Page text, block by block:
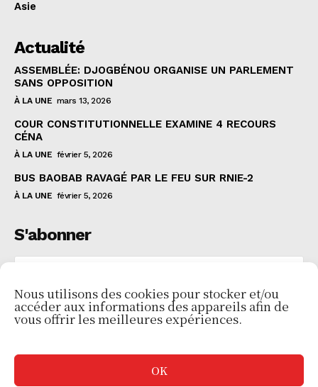
Nous utilisons des cookies pour stocker et/ou
accéder aux informations des appareils afin de
vous offrir les meilleures expériences.
OK
Asie
Actualité
ASSEMBLÉE: DJOGBÉNOU ORGANISE UN PARLEMENT
SANS OPPOSITION
À LA UNE mars 13, 2026
COUR CONSTITUTIONNELLE EXAMINE 4 RECOURS
CÉNA
À LA UNE février 5, 2026
BUS BAOBAB RAVAGÉ PAR LE FEU SUR RNIE-2
À LA UNE février 5, 2026
S'abonner
JE VEUX M'INSCRIRE